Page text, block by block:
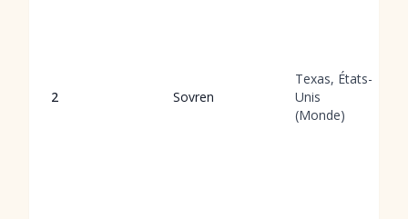
2 Sovren
Texas, États-
Unis
(Monde)